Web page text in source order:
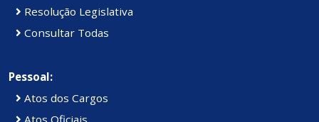
Resolução Legislativa
Consultar Todas
Pessoal:
Atos dos Cargos
Atos Oficiais